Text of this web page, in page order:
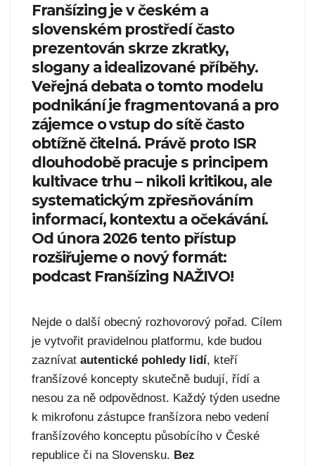
Franšízing je v českém a
slovenském prostředí často
prezentován skrze zkratky,
slogany a idealizované příběhy.
Veřejná debata o tomto modelu
podnikání je fragmentovaná a pro
zájemce o vstup do sítě často
obtížně čitelná. Právě proto ISR
dlouhodobě pracuje s principem
kultivace trhu – nikoli kritikou, ale
systematickým zpřesňováním
informací, kontextu a očekávání.
Od února 2026 tento přístup
rozšiřujeme o nový formát:
podcast Franšízing NAŽIVO!
Nejde o další obecný rozhovorový pořad. Cílem
je vytvořit pravidelnou platformu, kde budou
zaznívat autentické pohledy lidí, kteří
franšízové koncepty skutečně budují, řídí a
nesou za ně odpovědnost. Každý týden usedne
k mikrofonu zástupce franšízora nebo vedení
franšízového konceptu působícího v České
republice či na Slovensku. Bez